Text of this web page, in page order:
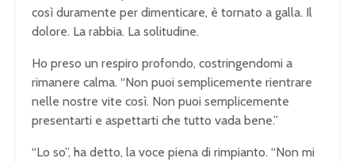
così duramente per dimenticare, è tornato a galla. Il
dolore. La rabbia. La solitudine.
Ho preso un respiro profondo, costringendomi a
rimanere calma. “Non puoi semplicemente rientrare
nelle nostre vite così. Non puoi semplicemente
presentarti e aspettarti che tutto vada bene.”
“Lo so”, ha detto, la voce piena di rimpianto. “Non mi